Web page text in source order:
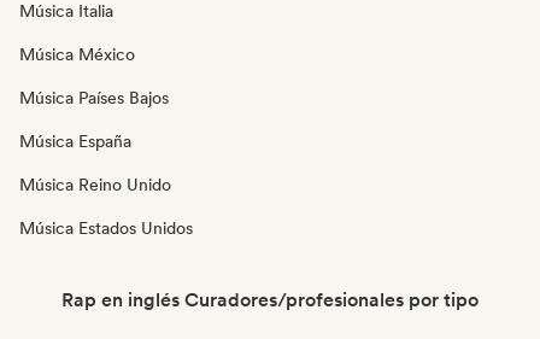
Música Italia
Música México
Música Países Bajos
Música España
Música Reino Unido
Música Estados Unidos
Rap en inglés Curadores/profesionales por tipo